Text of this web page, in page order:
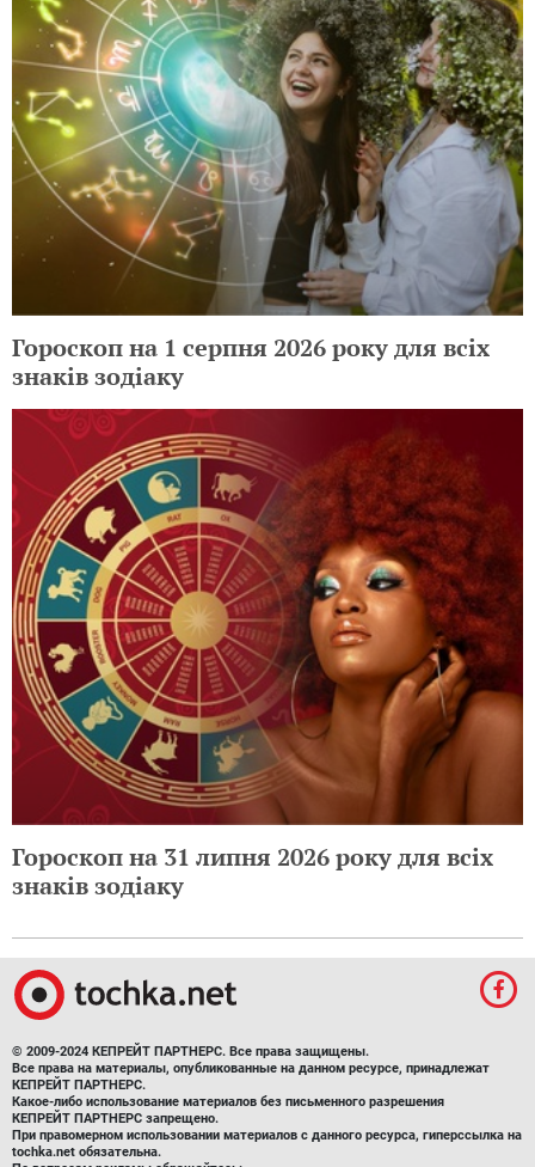
Гороскоп на 1 серпня 2026 року для всіх
знаків зодіаку
Гороскоп на 31 липня 2026 року для всіх
знаків зодіаку
© 2009-2024 КЕПРЕЙТ ПАРТНЕРС. Все права защищены.
Все права на материалы, опубликованные на данном ресурсе, принадлежат
КЕПРЕЙТ ПАРТНЕРС.
Какое-либо использование материалов без письменного разрешения
КЕПРЕЙТ ПАРТНЕРС запрещено.
При правомерном использовании материалов с данного ресурса, гиперссылка на
tochka.net обязательна.